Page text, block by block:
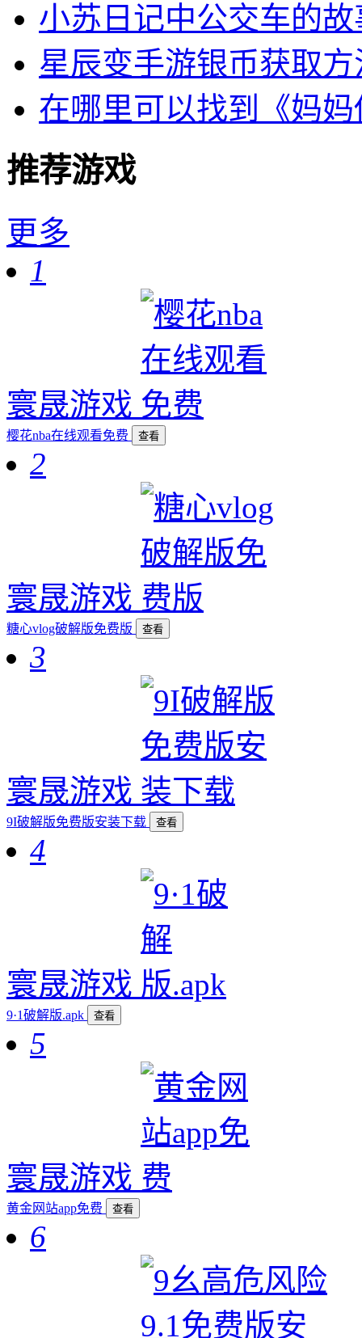
小苏日记中公交车的
星辰变手游银币获取方
在哪里可以找到《妈
推荐游戏
更多
1
寰晟游戏
樱花nba在线观看免费 查看
2
寰晟游戏
糖心vlog破解版免费版 查看
3
寰晟游戏
9I破解版免费版安装下载 查看
4
寰晟游戏
9·1破解版.apk 查看
5
寰晟游戏
黄金网站app免费 查看
6